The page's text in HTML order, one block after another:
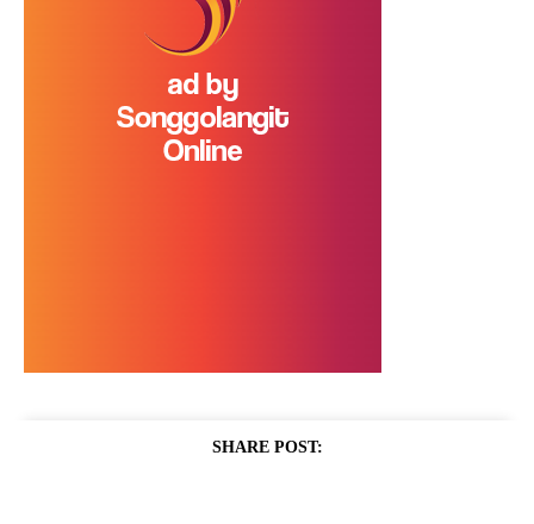
SHARE POST: